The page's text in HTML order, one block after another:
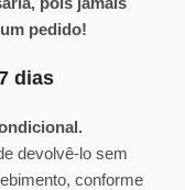
pedido!
dias
devolvê-lo sem
conforme